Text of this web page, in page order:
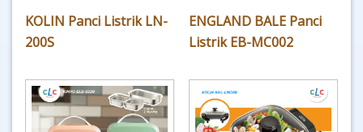
KOLIN Panci Listrik LN-
200S
ENGLAND BALE Panci
Listrik EB-MC002